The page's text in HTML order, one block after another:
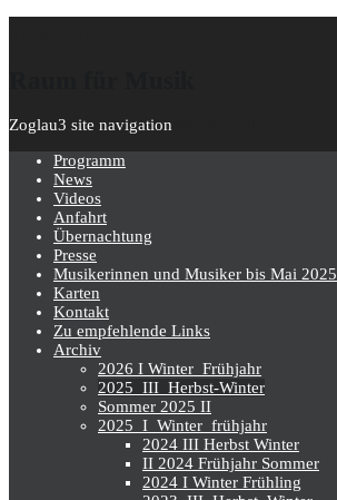
Zoglau3 site navigation
Programm
News
Videos
Anfahrt
Übernachtung
Presse
Musikerinnen und Musiker bis Mai 2025
Karten
Kontakt
Zu empfehlende Links
Archiv
2026 I Winter_Frühjahr
2025_III_Herbst-Winter
Sommer 2025 II
2025_I_Winter_frühjahr
2024 III Herbst Winter
II 2024 Frühjahr Sommer
2024 I Winter Frühling